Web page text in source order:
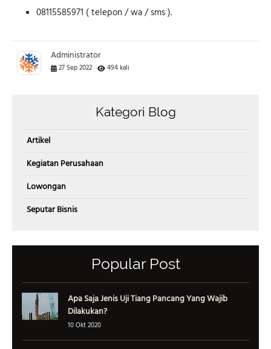
08115585971 ( telepon / wa / sms ).
Administrator
27 Sep 2022 494 kali
Kategori Blog
Artikel
Kegiatan Perusahaan
Lowongan
Seputar Bisnis
Popular Post
Apa Saja Jenis Uji Tiang Pancang Yang Wajib
Dilakukan?
10 Okt 2020